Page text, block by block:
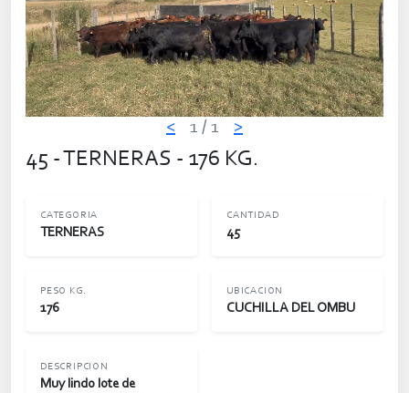
< 1 / 1 >
45 - TERNERAS - 176 KG.
CATEGORIA
TERNERAS
CANTIDAD
45
PESO KG.
176
UBICACION
CUCHILLA DEL OMBU
DESCRIPCION
Muy lindo lote de